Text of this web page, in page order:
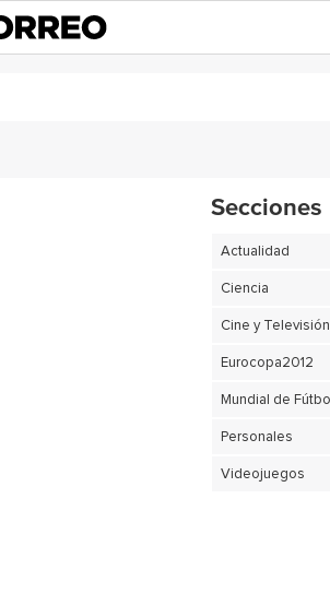
Secciones
Actualidad
Ciencia
Cine y Televisión
Eurocopa2012
Personales
Videojuegos